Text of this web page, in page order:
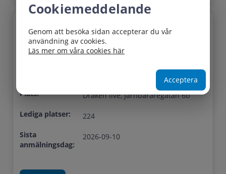
Titel:
I huvudet på en normalstörd - Pär
Johansson
Plats:
Draken live, Järnbäraregatan 6b
Lediga platser:
224
Sista
anmälningsdag:
2026-09-10
Cookiemeddelande
Genom att besöka sidan accepterar du vår
användning av cookies.
Läs mer om våra cookies här
Acceptera